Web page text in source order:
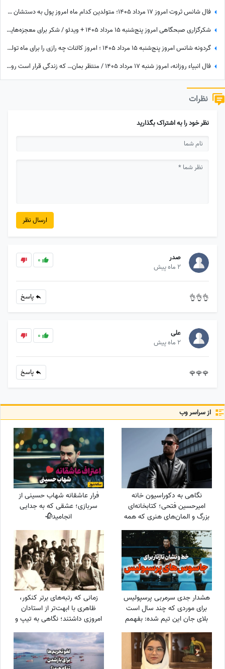
فال شانس ثروت امروز 17 مرداد 1405؛ متولدین کدام ماه امروز پول به دستشان می‌رسد؟ شاید شانس امروز با تو یار باشه😍💲💸💰واریزی غیرمنتظره در راهه...
شکرگزاری صبحگاهی امروز پنج‌شنبه 15 مرداد 1405 + ویدئو / شکر برای معجزه‌هایی که دیدم، برای نعمت‌هایی که هنوز ندیده‌ام، و برای آرزوهایی که همین حالا در مسیر رسیدن به من هستند
گردونه شانس امروز پنج‌شنبه 15 مرداد 1405 ؛ امروز کائنات چه رازی را برای ماه تولد تو فاش کرده؟
فال انبیاء روزانه، امروز شنبه 17 مرداد 1405 / منتظر بمان… که زندگی قرار است روی مهربانش را به تو نشان دهد. خبرهای خوش، در راه‌اند
نظرات
نظر خود را به اشتراک بگذارید
ارسال نظر
صدر
2 ماه پیش
0
👌👌👌 پاسخ
علی
2 ماه پیش
0
🌹🌹🌹 پاسخ
از سراسر وب
نگاهی به دکوراسیون خانه
امیرحسین فتحی؛ کتابخانه‌ای
بزرگ و المان‌های هنری که همه
را غافلگیر کرد/ بیخود نیست
بهش میگن آقازاده سینمای ایران
فرار عاشقانه شهاب حسینی از
سربازی؛ عشقی که به جدایی
انجامید🥀
هشدار جدی سرمربی پرسپولیس
برای موردی که چند سال است
بلای جان این تیم شده: بفهمم
برخورد جدی می‌کنم
زمانی که رتبه‌های برتر کنکور،
ظاهری با ابهت‌تر از استادان
امروزی داشتند؛ نگاهی به تیپ و
استایل رتبه‌های برتر کنکور سال
1354 + عکس